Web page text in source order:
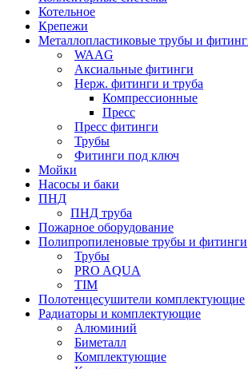
Котельное
Крепежи
Металлопластиковые трубы и
WAAG
Аксиальные фитинги
Нерж. фитинги и труба
Компрессионные
Пресс
Пресс фитинги
Трубы
Фитинги под ключ
Мойки
Насосы и баки
ПНД
ПНД труба
Пожарное оборудование
Полипропиленовые трубы и фитинги
Трубы
PRO AQUA
TIM
Полотенцесушители комплектующие
Радиаторы и комплектующие
Алюминий
Биметалл
Комплектующие